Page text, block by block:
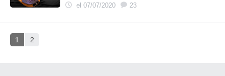
el 07/07/2020 23
1 2